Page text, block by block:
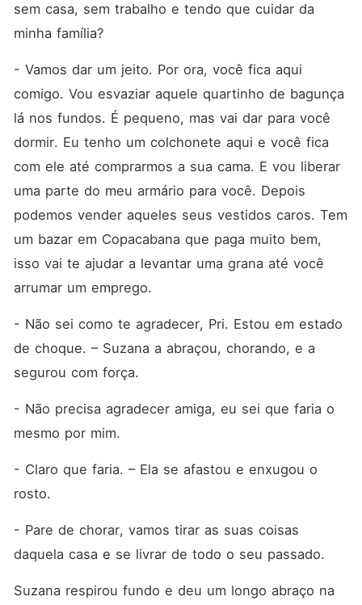
sem casa, sem trabalho e tendo que cuidar da
minha família?
- Vamos dar um jeito. Por ora, você fica aqui
comigo. Vou esvaziar aquele quartinho de bagunça
lá nos fundos. É pequeno, mas vai dar para você
dormir. Eu tenho um colchonete aqui e você fica
com ele até comprarmos a sua cama. E vou liberar
uma parte do meu armário para você. Depois
podemos vender aqueles seus vestidos caros. Tem
um bazar em Copacabana que paga muito bem,
isso vai te ajudar a levantar uma grana até você
arrumar um emprego.
- Não sei como te agradecer, Pri. Estou em estado
de choque. – Suzana a abraçou, chorando, e a
segurou com força.
- Não precisa agradecer amiga, eu sei que faria o
mesmo por mim.
- Claro que faria. – Ela se afastou e enxugou o
rosto.
- Pare de chorar, vamos tirar as suas coisas
daquela casa e se livrar de todo o seu passado.
Suzana respirou fundo e deu um longo abraço na